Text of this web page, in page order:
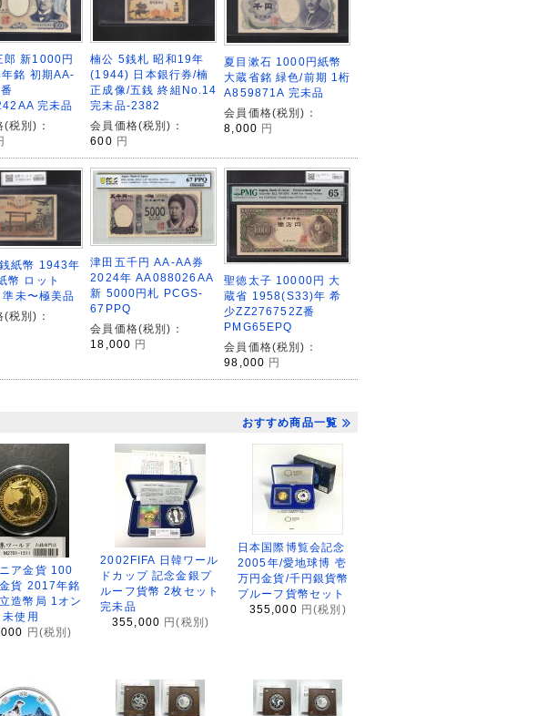
郎 新1000円
銘 初期AA-
完未品
税別)：
楠公 5銭札 昭和19年
(1944) 日本銀行券/楠
正成像/五銭 終組No.14
完未品-2382
会員価格(税別)：
600 円
夏目漱石 1000円紙幣
大蔵省銘 緑色/前期 1桁
A859871A 完未品
会員価格(税別)：
8,000 円
紙幣 1943年
幣 ロット
未〜極美品
税別)：
津田五千円 AA-AA券
2024年 AA088026AA
新 5000円札 PCGS-
67PPQ
会員価格(税別)：
18,000 円
聖徳太子 10000円 大
蔵省 1958(S33)年 希
少ZZ276752Z番
PMG65EPQ
会員価格(税別)：
98,000 円
おすすめ商品一覧
ア金貨 100
貨 2017年銘
造幣局 1オン
未使用
円(税別)
2002FIFA 日韓ワール
ドカップ 記念金銀プ
ルーフ貨幣 2枚セット
完未品
355,000 円(税別)
日本国際博覧会記念
2005年/愛地球博 壱
万円金貨/千円銀貨幣
プルーフ貨幣セット
355,000 円(税別)